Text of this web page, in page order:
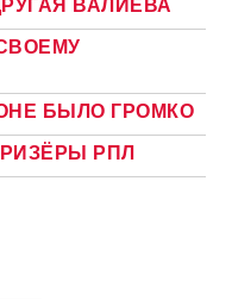
ВАЛИЕВА
БЫЛО ГРОМКО
РПЛ